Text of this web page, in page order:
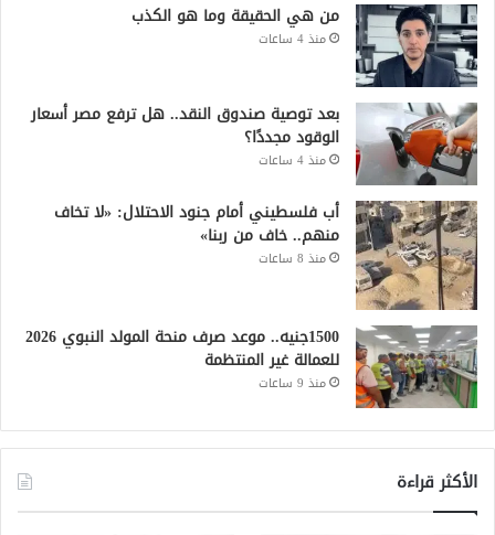
من هي الحقيقة وما هو الكذب
منذ 4 ساعات
بعد توصية صندوق النقد.. هل ترفع مصر أسعار
الوقود مجددًا؟
منذ 4 ساعات
أب فلسطيني أمام جنود الاحتلال: «لا تخاف
منهم.. خاف من ربنا»
منذ 8 ساعات
1500جنيه.. موعد صرف منحة المولد النبوي 2026
للعمالة غير المنتظمة
منذ 9 ساعات
الأكثر قراءة